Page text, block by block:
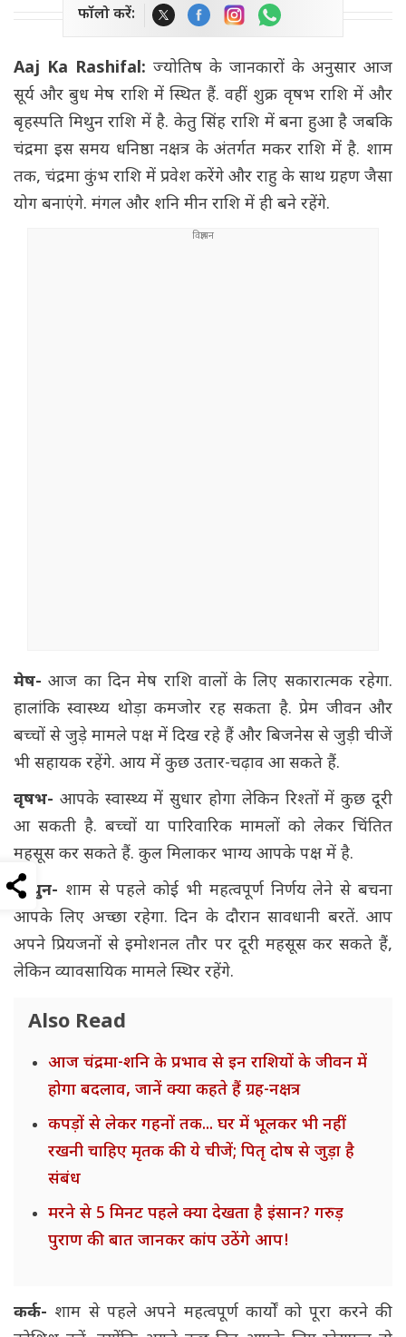
फॉलो करें:
Aaj Ka Rashifal: ज्योतिष के जानकारों के अनुसार आज
सूर्य और बुध मेष राशि में स्थित हैं. वहीं शुक्र वृषभ राशि में और
बृहस्पति मिथुन राशि में है. केतु सिंह राशि में बना हुआ है जबकि
चंद्रमा इस समय धनिष्ठा नक्षत्र के अंतर्गत मकर राशि में है. शाम
तक, चंद्रमा कुंभ राशि में प्रवेश करेंगे और राहु के साथ ग्रहण जैसा
योग बनाएंगे. मंगल और शनि मीन राशि में ही बने रहेंगे.
मेष-आज का दिन मेष राशि वालों के लिए सकारात्मक रहेगा.
हालांकि स्वास्थ्य थोड़ा कमजोर रह सकता है. प्रेम जीवन और
बच्चों से जुड़े मामले पक्ष में दिख रहे हैं और बिजनेस से जुड़ी चीजें
भी सहायक रहेंगे. आय में कुछ उतार-चढ़ाव आ सकते हैं.
वृषभ- आपके स्वास्थ्य में सुधार होगा लेकिन रिश्तों में कुछ दूरी
आ सकती है. बच्चों या पारिवारिक मामलों को लेकर चिंतित
महसूस कर सकते हैं. कुल मिलाकर भाग्य आपके पक्ष में है.
मिथुन- शाम से पहले कोई भी महत्वपूर्ण निर्णय लेने से बचना
आपके लिए अच्छा रहेगा. दिन के दौरान सावधानी बरतें. आप
अपने प्रियजनों से इमोशनल तौर पर दूरी महसूस कर सकते हैं,
लेकिन व्यावसायिक मामले स्थिर रहेंगे.
Also Read
आज चंद्रमा-शनि के प्रभाव से इन राशियों के जीवन में
होगा बदलाव, जानें क्या कहते हैं ग्रह-नक्षत्र
कपड़ों से लेकर गहनों तक... घर में भूलकर भी नहीं
रखनी चाहिए मृतक की ये चीजें; पितृ दोष से जुड़ा है
संबंध
मरने से 5 मिनट पहले क्या देखता है इंसान? गरुड़
पुराण की बात जानकर कांप उठेंगे आप!
कर्क- शाम से पहले अपने महत्वपूर्ण कार्यों को पूरा करने की